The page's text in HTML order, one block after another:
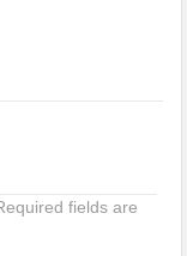
fields are